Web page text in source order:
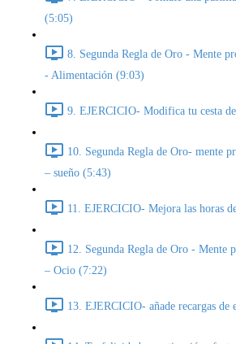
(5:05)
8. Segunda Regla de Oro - Mente
- Alimentación (9:03)
9. EJERCICIO- Modifica tu cesta
10. Segunda Regla de Oro- mente
– sueño (5:43)
11. EJERCICIO- Mejora las horas
12. Segunda Regla de Oro - Mente
– Ocio (7:22)
13. EJERCICIO- añade recargas de